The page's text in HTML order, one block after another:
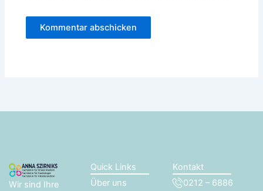
Wir sind Ihre
Quick Links
Über uns
Kontakt
0212 – 6886